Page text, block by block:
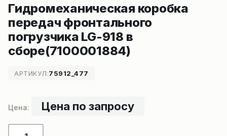
Гидромеханическая коробка
передач фронтального
погрузчика LG-918 в
сборе(7100001884)
АРТИКУЛ:75912_477
Цена по запросу